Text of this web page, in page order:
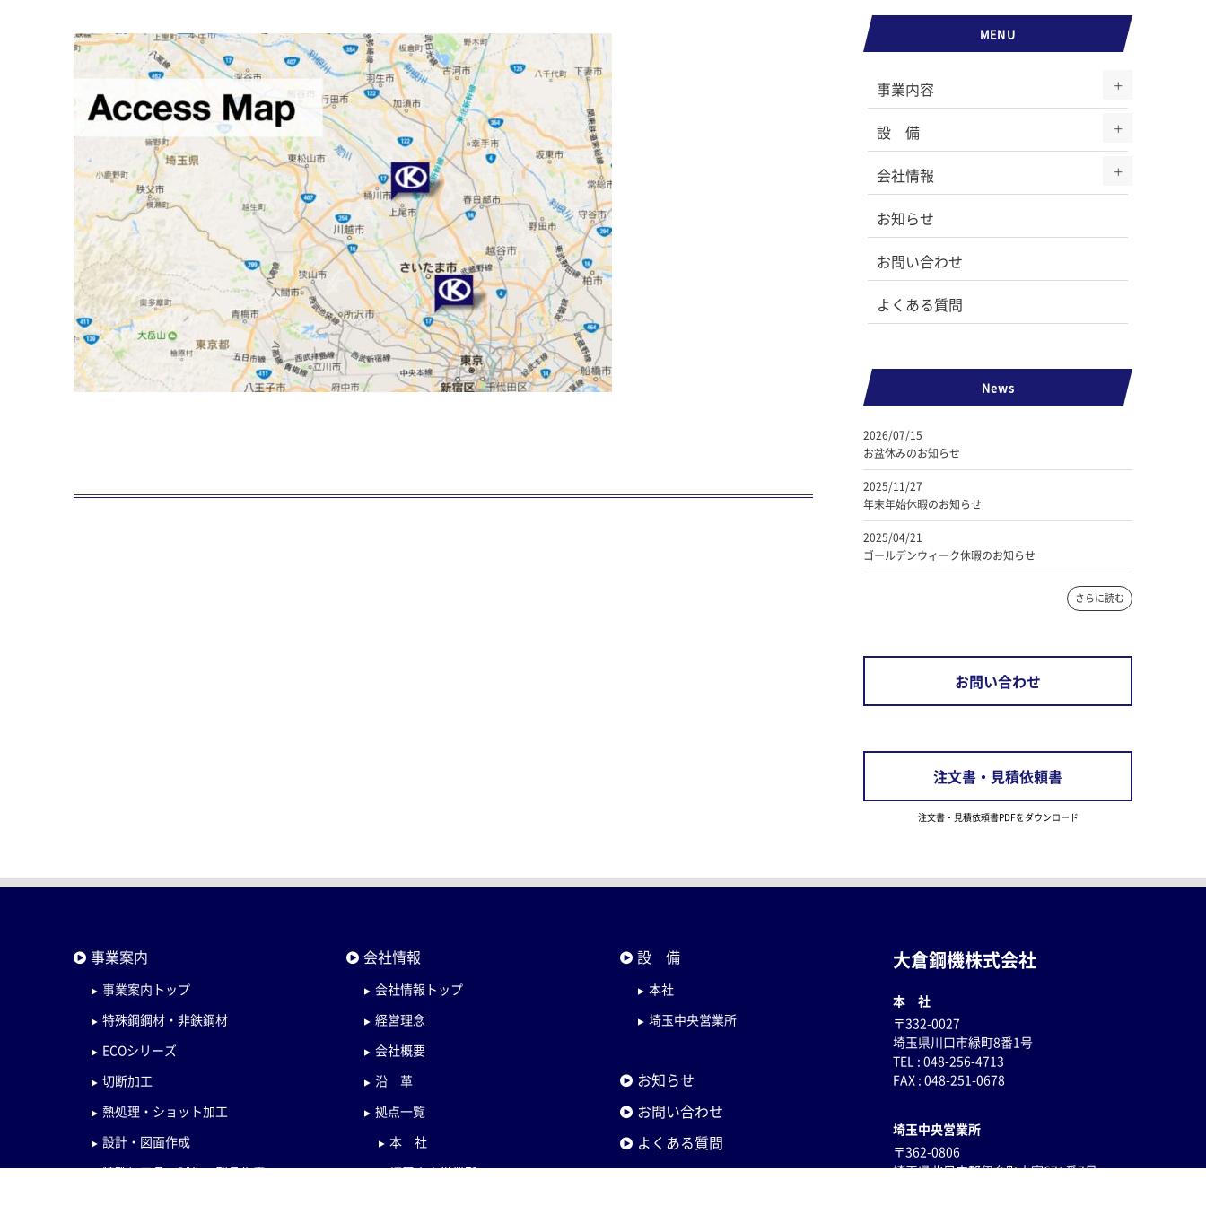
MENU
事業内容
設 備
会社情報
お知らせ
お問い合わせ
よくある質問
News
2026/07/15
お盆休みのお知らせ
2025/11/27
年末年始休暇のお知らせ
2025/04/21
ゴールデンウィーク休暇のお知らせ
さらに読む
お問い合わせ
注文書・見積依頼書
注文書・見積依頼書PDFをダウンロード
事業案内
事業案内トップ
特殊鋼鋼材・非鉄鋼材
ECOシリーズ
切断加工
熱処理・ショット加工
設計・図面作成
特殊加工品・試作・製品生産
会社情報
会社情報トップ
経営理念
会社概要
沿 革
拠点一覧
本 社
埼玉中央営業所
設 備
本社
埼玉中央営業所
お知らせ
お問い合わせ
よくある質問
大倉鋼機株式会社
本 社
〒332-0027
埼玉県川口市緑町8番1号
TEL : 048-256-4713
FAX : 048-251-0678
埼玉中央営業所
〒362-0806
埼玉県北足立郡伊奈町小室671番7号